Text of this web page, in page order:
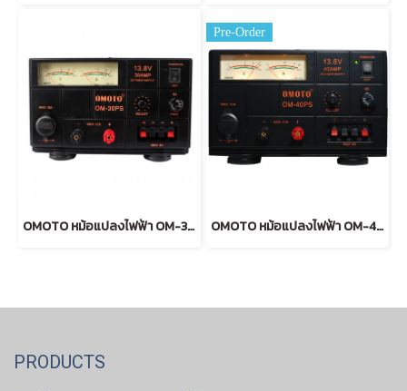
OMOTO หม้อแปลงไฟฟ้า OM-30PS 30A
Pre-Order
OMOTO หม้อแปลงไฟฟ้า OM-40PS
PRODUCTS